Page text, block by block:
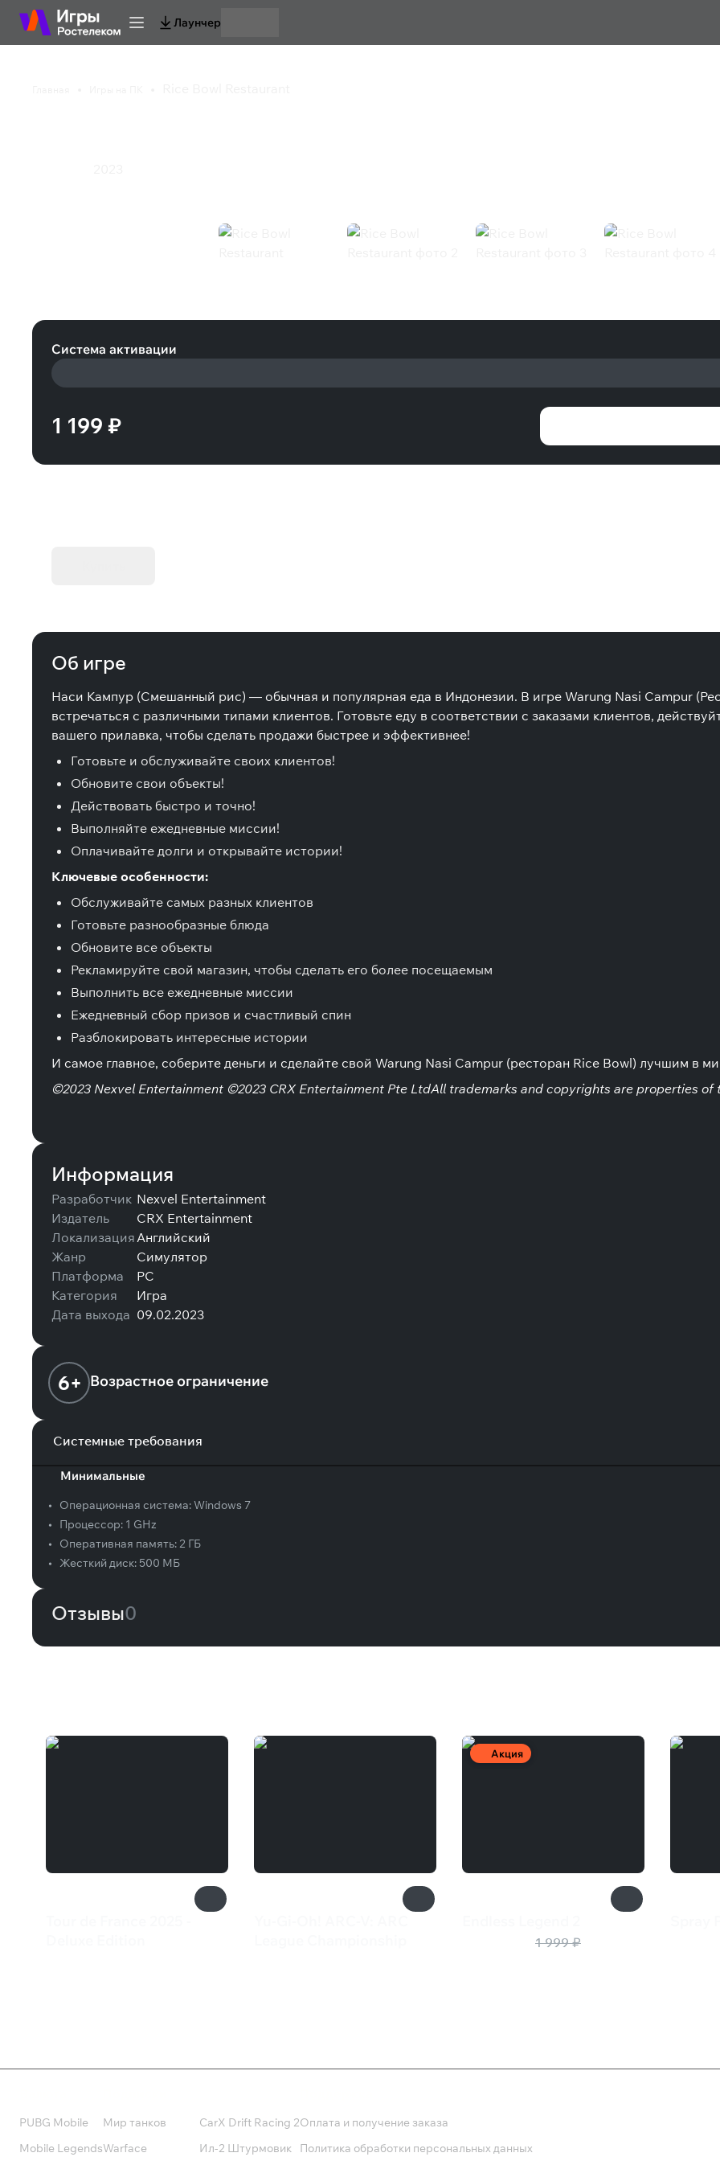
Лаунчер
Система активации
1 199 ₽
Об игре
Наси Кампур (Смешанный рис) — обычная и популярная еда в Индонезии. В игре Warung Nasi Campur
встречаться с различными типами клиентов. Готовьте еду в соответствии с заказами клиентов,
вашего прилавка, чтобы сделать продажи быстрее и эффективнее!
Готовьте и обслуживайте своих клиентов!
Обновите свои объекты!
Действовать быстро и точно!
Выполняйте ежедневные миссии!
Оплачивайте долги и открывайте истории!
Ключевые особенности:
Обслуживайте самых разных клиентов
Готовьте разнообразные блюда
Обновите все объекты
Рекламируйте свой магазин, чтобы сделать его более посещаемым
Выполнить все ежедневные миссии
Ежедневный сбор призов и счастливый спин
Разблокировать интересные истории
И самое главное, соберите деньги и сделайте свой Warung Nasi Campur (ресторан Rice Bowl) лучшим в
©2023 Nexvel Entertainment ©2023 CRX Entertainment Pte LtdAll trademarks and copyrights are properties of
Информация
Разработчик Nexvel Entertainment
Издатель
CRX Entertainment
ЛокализацияАнглийский
Жанр
Симулятор
Платформа
PC
Категория
Игра
Дата выхода 09.02.2023
6+ Возрастное ограничение
Системные требования
Минимальные
• Операционная система:Windows 7
•
Процессор: 1 GHz
•
Оперативная память:2 ГБ
•
Жесткий диск: 500 МБ
Отзывы0
Акция
1 999 ₽
PUBG Mobile
Mobile Legends
Мир танков
Warface
CarX Drift Racing 2
Ил-2 Штурмовик
Оплата и получение заказа
Политика обработки персональных данных